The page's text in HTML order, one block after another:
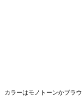
カラーはモノトーンかブラ